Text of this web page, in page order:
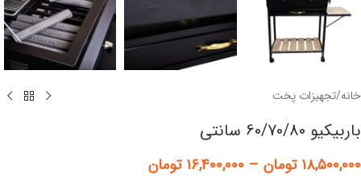
خانه/تجهیزات پخت
باربیکیو 60/70/80 سانتی
۱۸,۵۰۰,۰۰۰ تومان – ۱۶,۴۰۰,۰۰۰ تومان